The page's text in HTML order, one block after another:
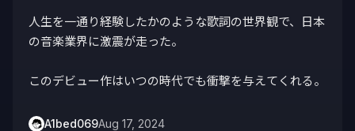
人生を一通り経験したかのような歌詞の世界観で、日本
の音楽業界に激震が走った。
このデビュー作はいつの時代でも衝撃を与えてくれる。
A1bed069Aug 17, 2024